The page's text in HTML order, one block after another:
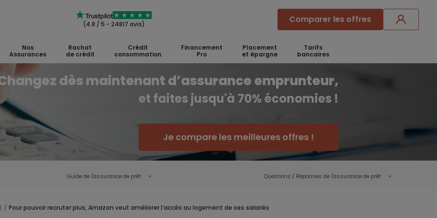
(4.8 / 5 - 24817 avis) Comparer les offres
Nos
Assurances
Rachat
de crédit
Crédit
consommation
Financement
Pro
Placement
et épargne
Tarifs
bancaires
dès maintenant d’assurance emprunteur,
et faites jusqu'à 70% économies !
Je compare les meilleures offres !
Guide de l'assurance de prêt Questions / Réponses de l'assurance de prêt
Pour pouvoir recruter plus, Amazon veut améliorer l’accès au logement de ses salariés